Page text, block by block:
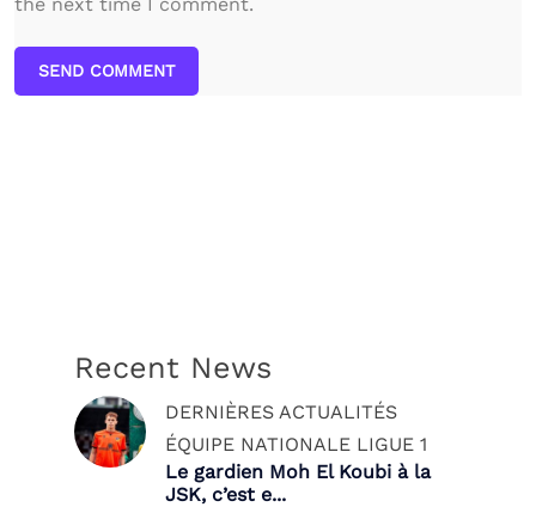
SEND COMMENT
Recent News
DERNIÈRES ACTUALITÉS
ÉQUIPE NATIONALE LIGUE 1
Le gardien Moh El Koubi à la
JSK, c’est e...